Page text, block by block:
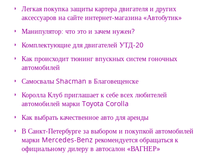
Легкая покупка защиты картера двигателя и других
аксессуаров на сайте интернет-магазина «Автобутик»
Манипулятор: что это и зачем нужен?
Комплектующие для двигателей УТД-20
Как происходит тюнинг впускных систем гоночных
автомобилей
Самосвалы Shacman в Благовещенске
Королла Клуб приглашает к себе всех любителей
автомобилей марки Toyota Corolla
Как выбрать качественное авто для аренды
В Санкт-Петербурге за выбором и покупкой автомобилей
марки Mercedes-Benz рекомендуется обращаться к
официальному дилеру в автосалон «ВАГНЕР»